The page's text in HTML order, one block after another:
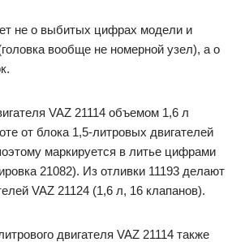
не о выбитых цифрах модели и
вообще не номерной узел), а о
VAZ 21114 объемом 1,6 л
от блока 1,5-литровых двигателей
маркируется в литье цифрами
21082). Из отливки 11193 делают
VAZ 21124 (1,6 л, 16 клапанов).
двигателя VAZ 21114 также